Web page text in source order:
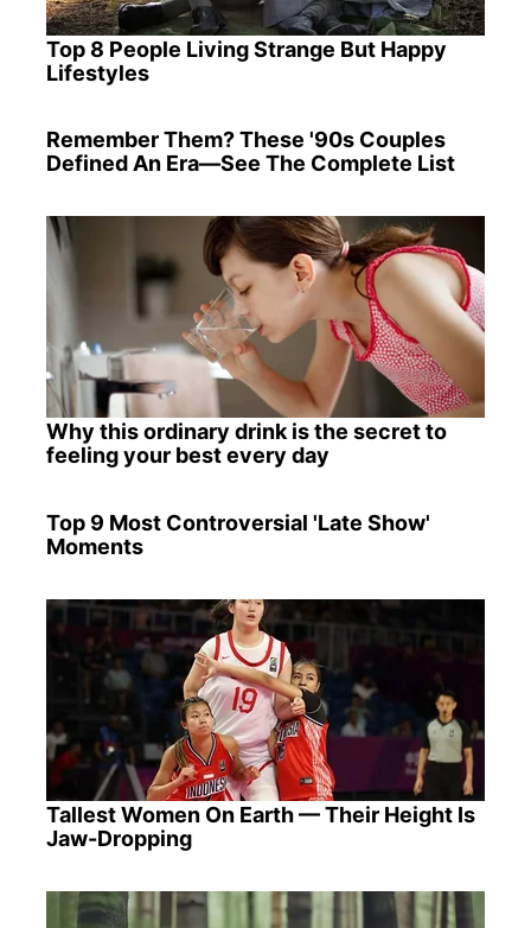
Top 8 People Living Strange But Happy
Lifestyles
Remember Them? These '90s Couples
Defined An Era—See The Complete List
Why this ordinary drink is the secret to
feeling your best every day
Top 9 Most Controversial 'Late Show'
Moments
Tallest Women On Earth — Their Height Is
Jaw-Dropping